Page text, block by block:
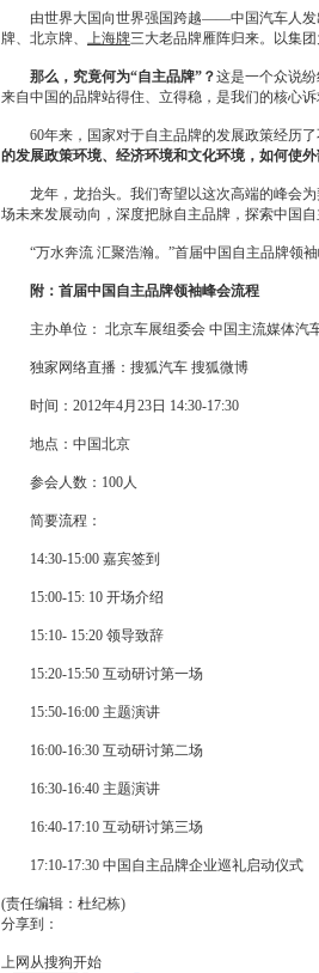
由世界大国向世界强国跨越——中国汽车人发
牌、 北京牌、 上海牌三大老品牌雁阵归来。以集
那么，究竟何为“自主品牌”？这是一个众说
来自中国的品牌站得住、立得稳，是我们的核心
60年来，国家对于自主品牌的发展政策经历了
的发展政策环境、经济环境和文化环境，如何使
龙年，龙抬头。我们寄望以这次高端的峰会为
场未来发展动向，深度把脉自主品牌，探索中国
“万水奔流 汇聚浩瀚。”首届中国自主品牌领袖
附：首届中国自主品牌领袖峰会流程
主办单位： 北京车展组委会 中国主流媒体汽
独家网络直播：搜狐汽车 搜狐微博
时间：2012年4月23日 14:30-17:30
地点：中国北京
参会人数：100人
简要流程：
14:30-15:00 嘉宾签到
15:00-15: 10 开场介绍
15:10- 15:20 领导致辞
15:20-15:50 互动研讨第一场
15:50-16:00 主题演讲
16:00-16:30 互动研讨第二场
16:30-16:40 主题演讲
16:40-17:10 互动研讨第三场
17:10-17:30 中国自主品牌企业巡礼启动仪式
(责任编辑：杜纪栋)
分享到：
上网从搜狗开始